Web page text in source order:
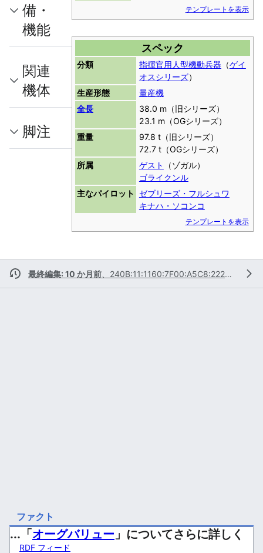
テンプレートを表示
スペック
分類 指揮官用人型機動兵器 （ゲイ
オスシリーズ）
生産形態
量産機
全長
38.0 m（旧シリーズ）
23.1 m（OGシリーズ）
重量
97.8 t（旧シリーズ）
72.7 t（OGシリーズ）
所属
ゲスト
（ゾガル）
ゴライクンル
主なパイロット
ゼブリーズ・フルシュワ
キナハ・ソコンコ
テンプレートを表示
備・
機能
関連
機体
脚注
最終編集: 10 か月前 240B:11:1160:7F00:A5C8:2220:C0D3:88B5
ファクト
...「オーグバリュー 」についてさらに詳しく
RDF フィード